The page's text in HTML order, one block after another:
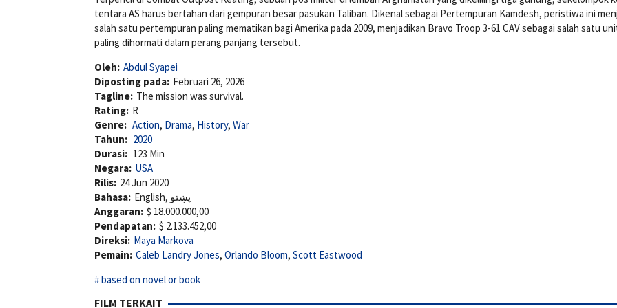
tentara AS harus bertahan dari gempuran besar pasukan Taliban. Dikenal sebagai Pertempuran Kamdesh, peristiwa ini
salah satu pertempuran paling mematikan bagi Amerika pada 2009, menjadikan Bravo Troop 3-61 CAV sebagai salah satu
paling dihormati dalam perang panjang tersebut.
Oleh: Abdul Syapei
Diposting pada: Februari 26, 2026
Tagline: The mission was survival.
Rating: R
Genre: Action, Drama, History, War
Tahun: 2020
Durasi: 123 Min
Negara: USA
Rilis: 24 Jun 2020
Bahasa:
English, پښتو
Anggaran: $ 18.000.000,00
Pendapatan: $ 2.133.452,00
Direksi: Maya Markova
Pemain: Caleb Landry Jones, Orlando Bloom, Scott Eastwood
based on novel or book
FILM TERKAIT